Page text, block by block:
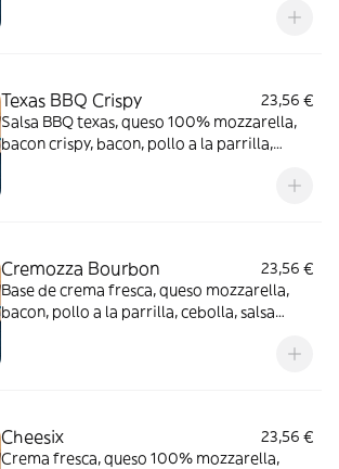
Texas BBQ Crispy
23,56 €
Salsa BBQ texas, queso 100% mozzarella,
bacon crispy, bacon, pollo a la parrilla,
Cremozza Bourbon
23,56 €
Base de crema fresca, queso mozzarella,
bacon, pollo a la parrilla, cebolla, salsa
Cheesix
23,56 €
Crema fresca, queso 100% mozzarella,